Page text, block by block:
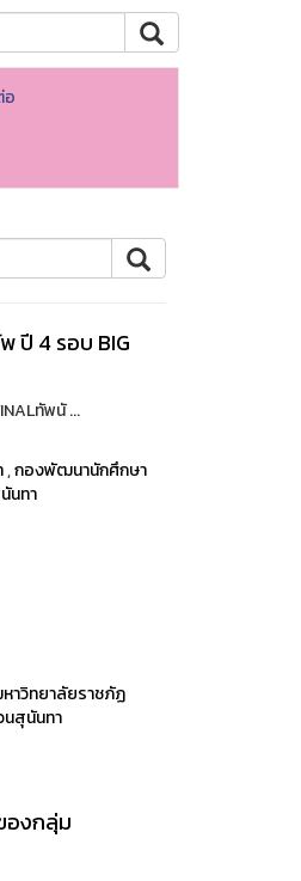
อ
ปี 4 รอบ BIG
ทัพนั ...
,กองพัฒนานักศึกษา
นทา
าวิทยาลัยราชภัฏ
นสุนันทา
องกลุ่ม